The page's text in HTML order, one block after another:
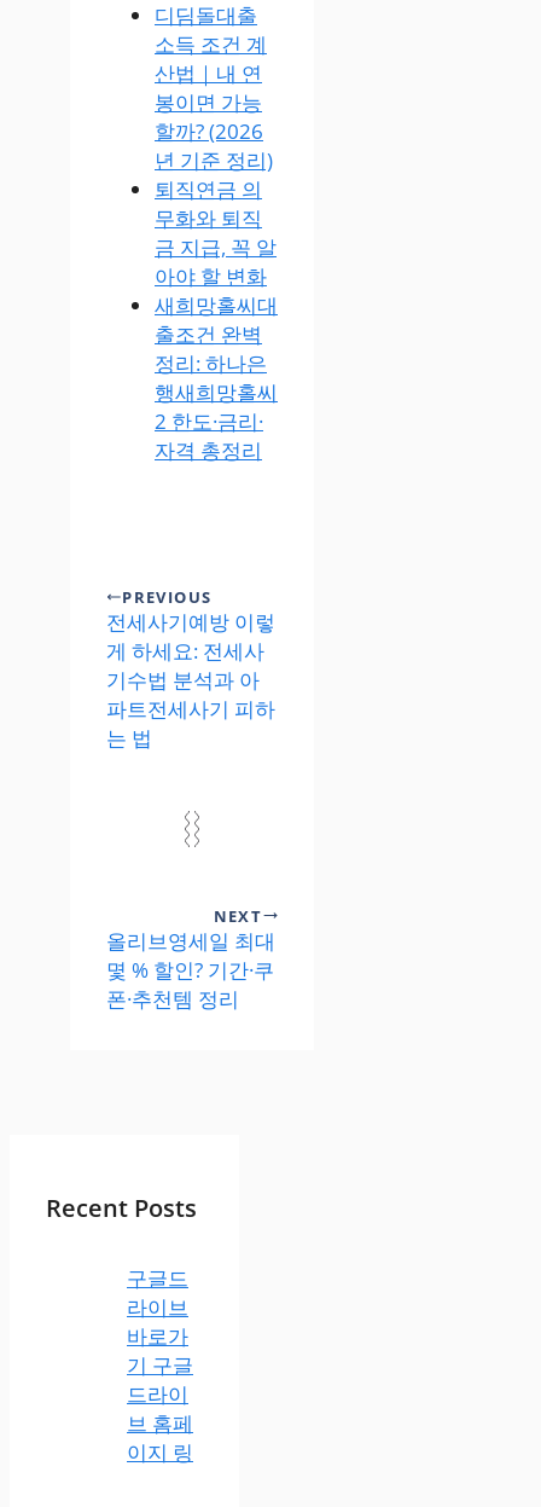
디딤돌대출
소득 조건 계
산법｜내 연
봉이면 가능
할까? (2026
년 기준 정리)
퇴직연금 의
무화와 퇴직
금 지급, 꼭 알
아야 할 변화
새희망홀씨대
출조건 완벽
정리: 하나은
행새희망홀씨
2 한도·금리·
자격 총정리
PREVIOUS
전세사기예방 이렇
게 하세요: 전세사
기수법 분석과 아
파트전세사기 피하
는 법
NEXT
올리브영세일 최대
몇 % 할인? 기간·쿠
폰·추천템 정리
Recent Posts
구글드
라이브
바로가
기 구글
드라이
브 홈페
이지 링